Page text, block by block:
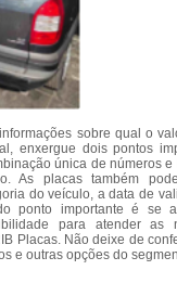
sobre qual o
enxergue dois pontos
única de números
As placas também
do veículo, a data de
ponto importante é se
para atender as
Placas. Não deixe de
e outras opções do